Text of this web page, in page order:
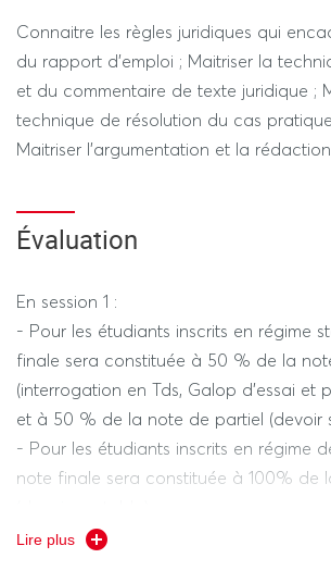
celles de sa légalité externe,
droits et libertés du salarié – droits
Connaitre les règles juridiques qui
du rapport d'emploi ; Maitriser la
et du commentaire de texte juridique ;
technique de résolution du cas
Maitriser l'argumentation et la
Évaluation
En session 1 :
- Pour les étudiants inscrits en régime
finale sera constituée à 50 % de la
(interrogation en Tds, Galop d'essai et
et à 50 % de la note de partiel (devoir
- Pour les étudiants inscrits en régime
note finale sera constituée à 100% de
En session 2 :
Lire plus